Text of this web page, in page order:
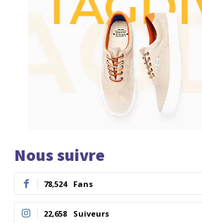
Nous suivre
78,524 Fans
22,658 Suiveurs